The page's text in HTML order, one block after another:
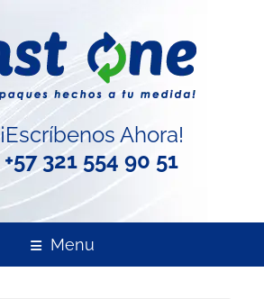
¡Escríbenos Ahora!
+57 321 554 90 51
Menu